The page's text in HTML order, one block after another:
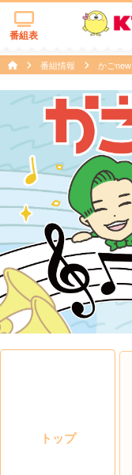
番組表
番組情報 かごnew
トップ